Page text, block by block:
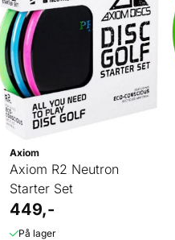
Axiom
Axiom R2 Neutron
Starter Set
449,-
På lager